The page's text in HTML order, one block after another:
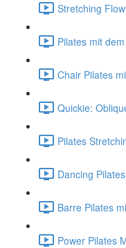
Stretching
Pilates mit
Chair Pilates
Quickie:
Pilates
Dancing
Barre Pilates
Power Pilates